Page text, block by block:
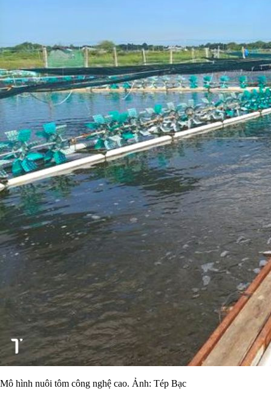
Mô hình nuôi tôm công nghệ cao. Ảnh: Tép Bạc